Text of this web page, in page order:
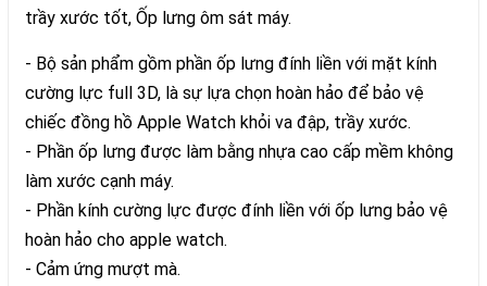
trầy xước tốt, Ốp lưng ôm sát máy.
- Bộ sản phẩm gồm phần ốp lưng đính liền với mặt kính
cường lực full 3D, là sự lựa chọn hoàn hảo để bảo vệ
chiếc đồng hồ Apple Watch khỏi va đập, trầy xước.
- Phần ốp lưng được làm bằng nhựa cao cấp mềm không
làm xước cạnh máy.
- Phần kính cường lực được đính liền với ốp lưng bảo vệ
hoàn hảo cho apple watch.
- Cảm ứng mượt mà.